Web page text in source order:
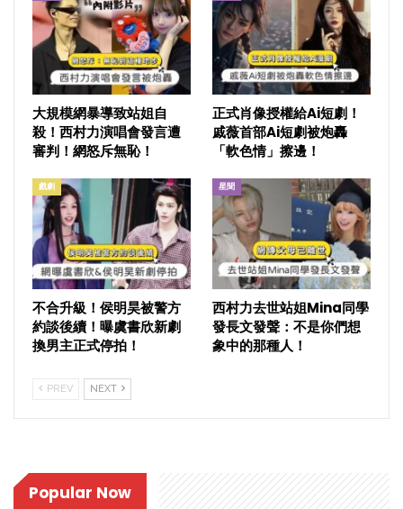
大規模網暴導致站姐自
殺！西村力演唱會發言遭
審判！網怒斥無恥！
正式肖像授權給Ai短劇！
戚薇首部Ai短劇被炮轟
「軟色情」擦邊！
戲劇
不合升級！侯明昊被警方
約談後續！曝虞書欣新劇
換男主正式停拍！
星聞
西村力去世站姐Mina同學
發長文發聲：不是你們想
象中的那種人！
PREV NEXT
Popular Now